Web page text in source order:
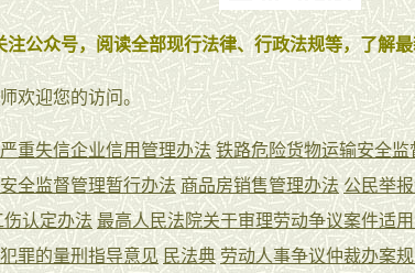
注公众号，阅读全部现行法律、行政法规等，了解
欢迎您的访问。
重失信企业信用管理办法 铁路危险货物运输安全监
全监督管理暂行办法 商品房销售管理办法 公民举
伤认定办法 最高人民法院关于审理劳动争议案件适
罪的量刑指导意见 民法典 劳动人事争议仲裁办案